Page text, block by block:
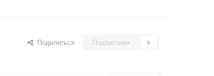
Поделиться Подписчики 0